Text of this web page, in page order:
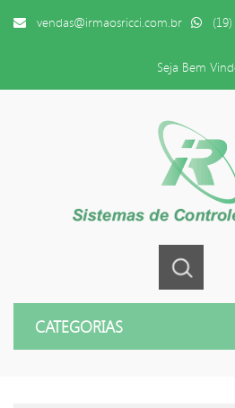
vendas@irmaosricci.com.br (19)
Seja Bem
CATEGORIAS